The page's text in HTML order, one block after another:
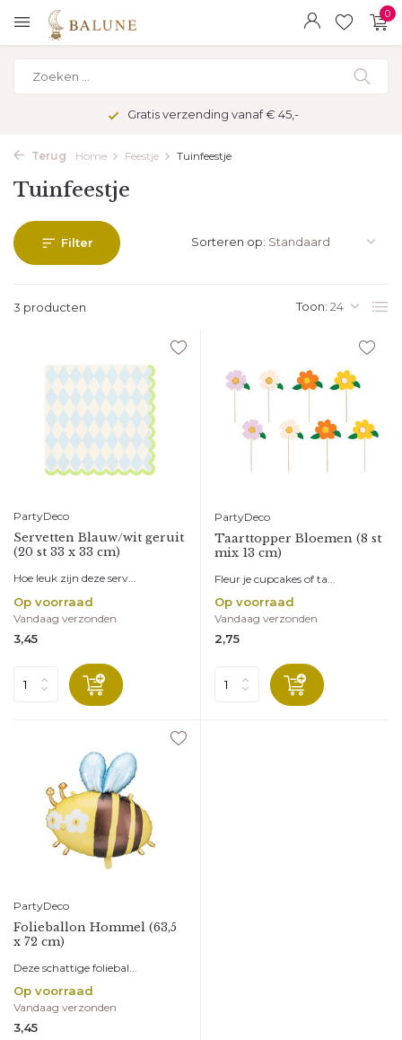
0
Gratis verzending vanaf € 45,-
Terug Home Feestje Tuinfeestje
Tuinfeestje
Filter
3 producten Toon:
Sorteren op:
PartyDeco
Servetten Blauw/wit geruit
(20 st 33 x 33 cm)
Hoe leuk zijn deze serv...
Op voorraad
Vandaag verzonden
3,45
PartyDeco
Taarttopper Bloemen (8 st
mix 13 cm)
Fleur je cupcakes of ta...
Op voorraad
Vandaag verzonden
2,75
PartyDeco
Folieballon Hommel (63,5
x 72 cm)
Deze schattige foliebal...
Op voorraad
Vandaag verzonden
3,45